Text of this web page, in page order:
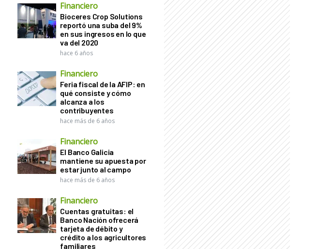
Financiero
Bioceres Crop Solutions
reportó una suba del 9%
en sus ingresos en lo que
va del 2020
hace 6 años
Financiero
Feria fiscal de la AFIP: en
qué consiste y cómo
alcanza a los
contribuyentes
hace más de 6 años
Financiero
El Banco Galicia
mantiene su apuesta por
estar junto al campo
hace más de 6 años
Financiero
Cuentas gratuitas: el
Banco Nación ofrecerá
tarjeta de débito y
crédito a los agricultores
familiares